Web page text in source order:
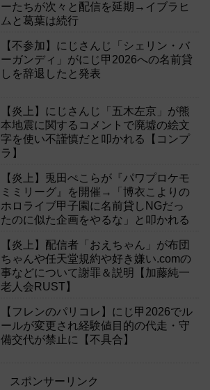
ーたちが次々と配信を延期→イブラヒ
ムと葛葉は続行
【不参加】にじさんじ「シェリン・バ
ーガンディ」がにじ甲2026への名前貸
しを辞退したと発表
【炎上】にじさんじ「五木左京」が熊
本地震に関するコメントで廃墟の絵文
字を使い不謹慎だと叩かれる【コンプ
ラ】
【炎上】兎田ぺこらが『パワプロケモ
ミミリーグ』を開催→「博衣こよりの
ホロライブ甲子園に名前貸しNGだっ
たのに似た企画をやるな」と叩かれる
【炎上】配信者「おえちゃん」が布団
ちゃんや任天堂規約や好き嫌い.comの
事などについて謝罪＆説明【加藤純一
老人会RUST】
【フレンのパリコレ】にじ甲2026でル
ールが変更され経験値目的の代走・守
備交代が禁止に【不具合】
スポンサーリンク